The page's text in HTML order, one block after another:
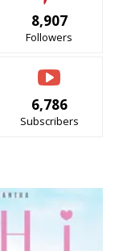
8,907
Followers
6,786
Subscribers